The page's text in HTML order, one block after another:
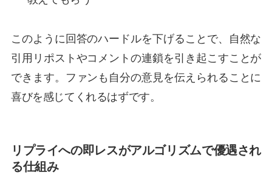
このように回答のハードルを下げることで、自然な
引用リポストやコメントの連鎖を引き起こすことが
できます。ファンも自分の意見を伝えられることに
喜びを感じてくれるはずです。
リプライへの即レスがアルゴリズムで優遇され
る仕組み